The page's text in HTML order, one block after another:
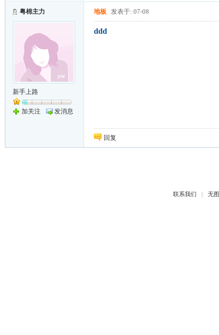
粤棉主力
新手上路
加关注 发消息
地板 发表于: 07-08
ddd
回复
联系我们 | 无